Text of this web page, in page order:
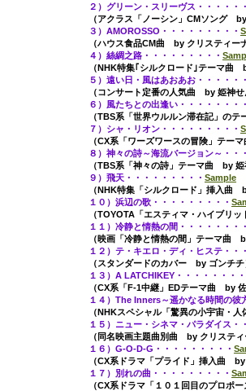
２）グリーン・スリーヴス・・・・・
（アクラス「ノーシン」CMソング
３）AMOROSSO・・・・・・・・・
（ハウス食品CM曲 by クリスティー
４）絲綢之路・・・・・・・・・
（NHK特集｢シルクロード｣テーマ曲
５）遠い日・風はあおあお・・・・・
（コンサート定番の人気曲 by 姫神せ
６）風たちとの出逢い・・・・・・・
（TBS系「世界ウルルン滞在記」の
７）シャ・リオン・・・・・・・・・
（CX系「ワーズワースの冒険」テ
８）神々の詩～海流バージョン～・・
（TBS系「神々の詩」テーマ曲 by 姫
９）飛天・・・・・・・・・ Sample
（NHK特集「シルクロード」挿入曲
１０）浜辺の歌・・・・・・・・・
（TOYOTA「エスティマ・ハイブリ
１１）冷静と情熱の間・・・・・・・
（映画「冷静と情熱の間」テーマ曲
１２）テ・キエロ・ディ・ヒステ・・
（スタンダードのカバー by ゴンチチ
１３）A LATCHIKEY・・・・・・・・
（CX系「F-1中継」EDテーマ曲 by 佐
１４）The Inners～遥かなる時間の彼
（NHKスペシャル「驚異の小宇宙・
１５）ニュー・シネマ・パラダイス・
（同名映画主題曲別曲 by クリスティ
１６）G-O-D-G・・・・・・・・・
（CX系ドラマ「プライド」挿入曲 by
１７）別れの曲・・・・・・・・・
（CX系ドラマ「１０１回目のプロポ